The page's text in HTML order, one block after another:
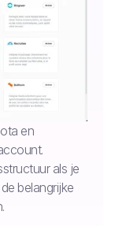
en
als je
belangrijke